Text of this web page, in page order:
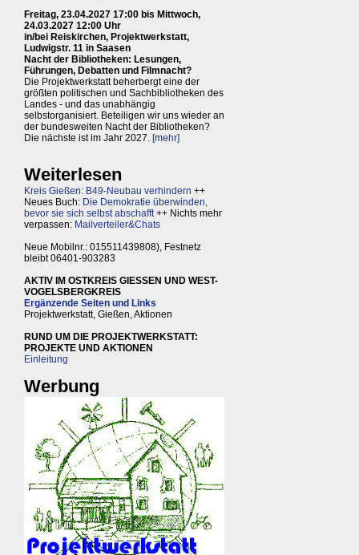
Freitag, 23.04.2027 17:00 bis Mittwoch,
24.03.2027 12:00 Uhr
in/bei Reiskirchen, Projektwerkstatt,
Ludwigstr. 11 in Saasen
Nacht der Bibliotheken: Lesungen,
Führungen, Debatten und Filmnacht?
Die Projektwerkstatt beherbergt eine der
größten politischen und Sachbibliotheken des
Landes - und das unabhängig
selbstorganisiert. Beteiligen wir uns wieder an
der bundesweiten Nacht der Bibliotheken?
Die nächste ist im Jahr 2027. [mehr]
Weiterlesen
Kreis Gießen: B49-Neubau verhindern ++
Neues Buch: Die Demokratie überwinden,
bevor sie sich selbst abschafft++ Nichts mehr
verpassen: Mailverteiler&Chats
Neue Mobilnr.: 015511439808), Festnetz
bleibt 06401-903283
AKTIV IM OSTKREIS GIESSEN UND WEST-
VOGELSBERGKREIS
Ergänzende Seiten und Links
Projektwerkstatt, Gießen, Aktionen
RUND UM DIE PROJEKTWERKSTATT:
PROJEKTE UND AKTIONEN
Einleitung
Werbung